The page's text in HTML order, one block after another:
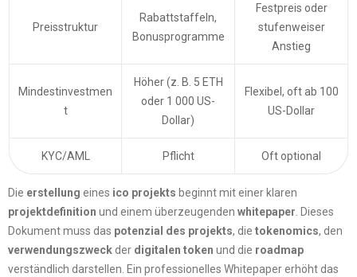
Preisstruktur
Rabattstaffeln,
Bonusprogramme
Festpreis oder
stufenweiser
Anstieg
Mindestinvestmen
t
Höher (z. B. 5 ETH
oder 1 000 US-
Dollar)
Flexibel, oft ab 100
US-Dollar
KYC/AML Pflicht Oft optional
Die erstellung eines ico projekts beginnt mit einer klaren
projektdefinition und einem überzeugenden whitepaper . Dieses
Dokument muss das potenzial des projekts, die tokenomics, den
verwendungszweck der digitalen token und die roadmap
verständlich darstellen. Ein professionelles Whitepaper erhöht das